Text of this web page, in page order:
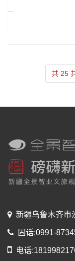
共 25
新疆乌鲁木齐市
固话:0991-
电话